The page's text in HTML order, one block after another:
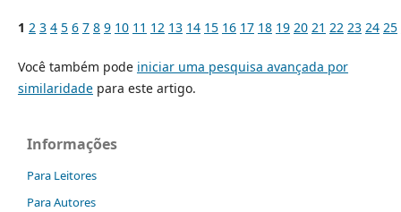
1 2 3 4 5 6 7 8 9 10 11 12 13 14 15 16 17 18 19 20 21 22 23 24 25
Você também pode iniciar uma pesquisa avançada por
similaridadepara este artigo.
Informações
Para Leitores
Para Autores